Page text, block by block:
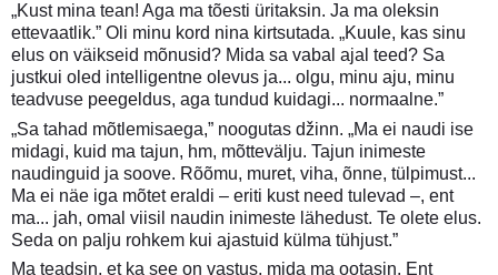
„Kust mina tean! Aga ma tõesti üritaksin. Ja ma oleksin
ettevaatlik.” Oli minu kord nina kirtsutada. „Kuule, kas sinu
elus on väikseid mõnusid? Mida sa vabal ajal teed? Sa
justkui oled intelligentne olevus ja... olgu, minu aju, minu
teadvuse peegeldus, aga tundud kuidagi... normaalne.”
„Sa tahad mõtlemisaega,” noogutas džinn. „Ma ei naudi ise
midagi, kuid ma tajun, hm, mõttevälju. Tajun inimeste
naudinguid ja soove. Rõõmu, muret, viha, õnne, tülpimust...
Ma ei näe iga mõtet eraldi – eriti kust need tulevad –, ent
ma... jah, omal viisil naudin inimeste lähedust. Te olete elus.
Seda on palju rohkem kui ajastuid külma tühjust.”
Ma teadsin, et ka see on vastus, mida ma ootasin. Ent